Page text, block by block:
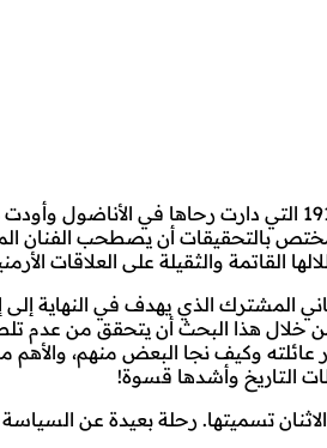
في الذكرى المئوية لمجازر 1915 التي دارت
بالتحقيقات أن يصطحب الفنان
القاتمة والثقيلة على العلاقات
المشترك الذي يهدف في النهاية
خلال هذا البحث أن يتحقق من عدم
وكيف نجا البعض منهم، والأهم من
التاريخ وأشدها قسوة!
تسميتها. رحلة بعيدة عن السياسة